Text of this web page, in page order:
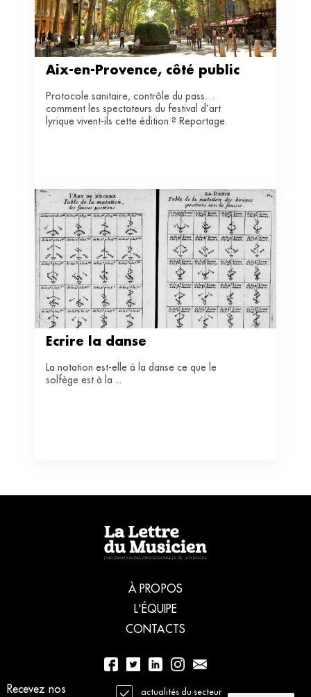
Recevez nos
actualités du secteur
Aix-en-Provence, côté public
Protocole sanitaire, contrôle du pass…
comment les spectateurs du festival d’art
lyrique vivent-ils cette édition ? Reportage.
Écrire la danse
La notation est-elle à la danse ce que le
solfège est à la ...
À PROPOS
L'ÉQUIPE
CONTACTS
01 56 77 04 00